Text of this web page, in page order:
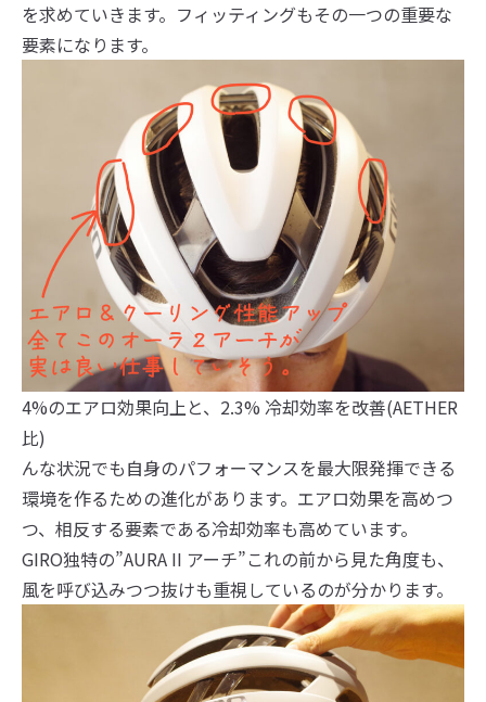
を求めていきます。フィッティングもその一つの重要な
要素になります。
4%のエアロ効果向上と、2.3% 冷却効率を改善(AETHER
比)
んな状況でも自身のパフォーマンスを最大限発揮できる
環境を作るための進化があります。エアロ効果を高めつ
つ、相反する要素である冷却効率も高めています。
GIRO独特の”AURA II アーチ”これの前から見た角度も、
風を呼び込みつつ抜けも重視しているのが分かります。